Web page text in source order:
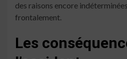
des raisons encore
frontalement.
Les